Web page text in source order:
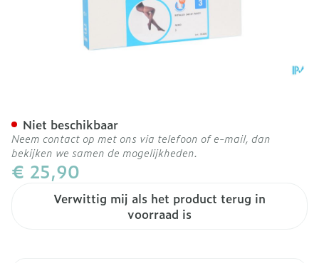
€ 25,90
Verwittig mij als het product terug in
voorraad is
Niet beschikbaar
Neem contact op met ons via telefoon of e-mail, dan
bekijken we samen de mogelijkheden.